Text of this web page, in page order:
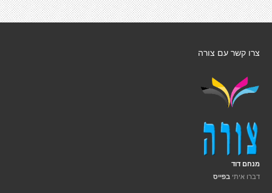
צרו קשר עם צורה
מנחם דוד
דברו איתי בפייס